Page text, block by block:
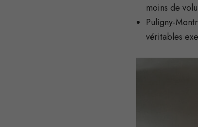
moins de
Puligny-
véritables